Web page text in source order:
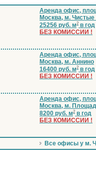
Аренда офис,
Москва, м.
25256 руб. м2 в год
БЕЗ КОМИССИИ !
Аренда офис,
Москва, м. Аннино
16400 руб. м2 в год
БЕЗ КОМИССИИ !
Аренда офис,
Москва, м.
8200 руб. м2 в год
БЕЗ КОМИССИИ !
Все офисы у м.